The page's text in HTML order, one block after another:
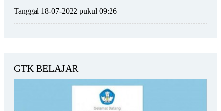
Tanggal 18-07-2022 pukul 09:26
GTK BELAJAR